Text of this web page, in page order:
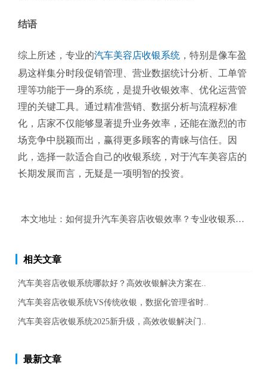
结语
综上所述，专业的汽车美容店收银系统 ，特别是像车盈
易这样集分时段促销管理、营业数据统计分析、工单管
理等功能于一身的系统，是提升收银效率、优化运营管
理的关键工具。通过精准营销、数据分析与流程标准
化，店家不仅能够显著提升业务效率，还能在激烈的市
场竞争中脱颖而出，赢得更多顾客的青睐与信任。因
此，选择一款适合自己的收银系统，对于汽车美容店的
长期发展而言，无疑是一项明智的投资。
本文地址： 如何提升汽车美容店收银效率？专业收银系统来帮
相关文章
汽车美容店收银系统哪款好？高效收银解决方案在..
汽车美容店收银系统VS传统收银，数据化管理省时..
汽车美容店收银系统2025新升级，高效收银解决门..
最新文章